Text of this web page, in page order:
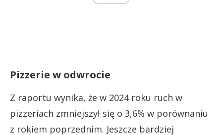
Pizzerie w odwrocie
Z raportu wynika, że w 2024 roku ruch w
pizzeriach zmniejszył się o 3,6% w porównaniu
z rokiem poprzednim. Jeszcze bardziej